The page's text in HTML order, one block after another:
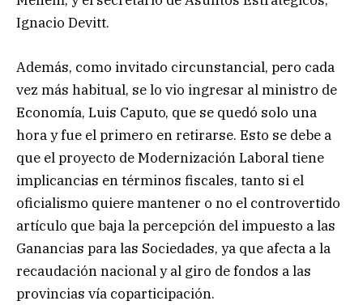
Ignacio Devitt.
Además, como invitado circunstancial, pero cada
vez más habitual, se lo vio ingresar al ministro de
Economía, Luis Caputo, que se quedó solo una
hora y fue el primero en retirarse. Esto se debe a
que el proyecto de Modernización Laboral tiene
implicancias en términos fiscales, tanto si el
oficialismo quiere mantener o no el controvertido
artículo que baja la percepción del impuesto a las
Ganancias para las Sociedades, ya que afecta a la
recaudación nacional y al giro de fondos a las
provincias vía coparticipación.